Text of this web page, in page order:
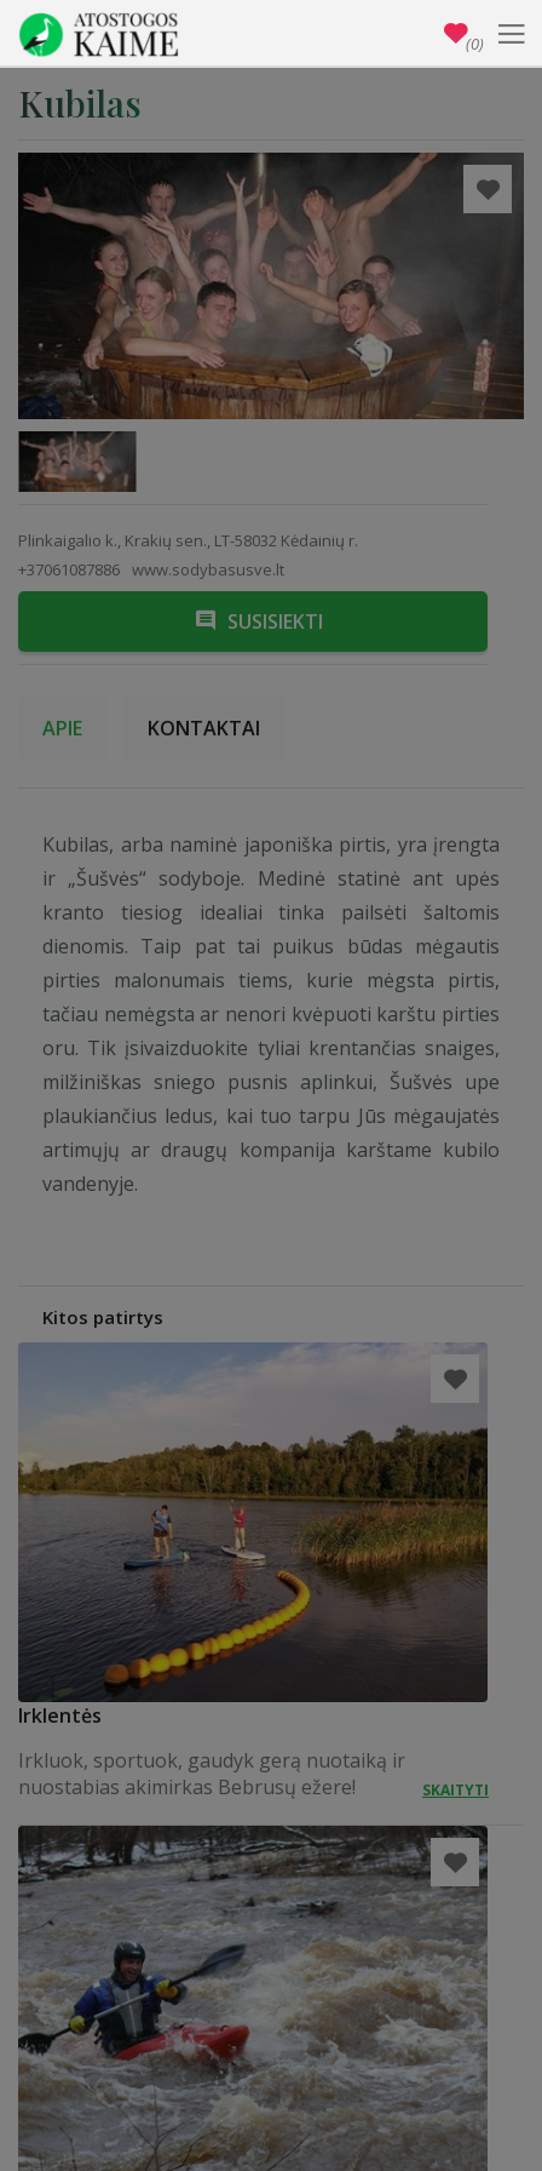
Kubilas
Plinkaigalio k., Krakių sen., LT-58032 Kėdainių r.
+37061087886 www.sodybasusve.lt
SUSISIEKTI
APIE KONTAKTAI
Kubilas, arba naminė japoniška pirtis, yra įrengta
ir „Šušvės“ sodyboje. Medinė statinė ant upės
kranto tiesiog idealiai tinka pailsėti šaltomis
dienomis. Taip pat tai puikus būdas mėgautis
pirties malonumais tiems, kurie mėgsta pirtis,
tačiau nemėgsta ar nenori kvėpuoti karštu pirties
oru. Tik įsivaizduokite tyliai krentančias snaiges,
milžiniškas sniego pusnis aplinkui, Šušvės upe
plaukiančius ledus, kai tuo tarpu Jūs mėgaujatės
artimųjų ar draugų kompanija karštame kubilo
vandenyje.
Kitos patirtys
Irklentės
Irkluok, sportuok, gaudyk gerą nuotaiką ir
nuostabias akimirkas Bebrusų ežere!
SKAITYTI
(0)